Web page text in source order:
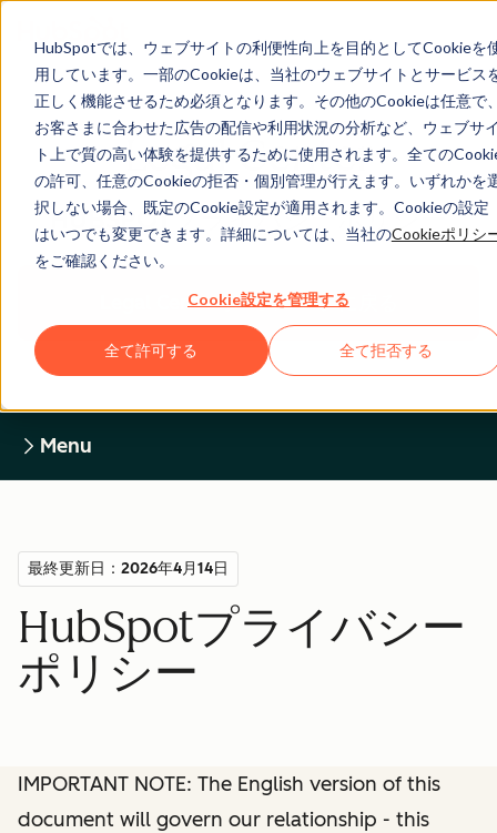
HubSpotでは、ウェブサイトの利便性向上を目的としてCookieを
用しています。一部のCookieは、当社のウェブサイトとサービス
正しく機能させるため必須となります。その他のCookieは任意で
お客さまに合わせた広告の配信や利用状況の分析など、ウェブサ
ト上で質の高い体験を提供するために使用されます。全ての
の許可、任意のCookieの拒否・個別管理が行えます。いずれかを
択しない場合、既定のCookie設定が適用されます。Cookieの設定
はいつでも変更できます。詳細については、当社のCookieポリシ
をご確認ください。
Cookie設定を管理する
全て許可する 全て拒否する
Legal Center
HUBSPOTプライバシーポリシー
Legal Centerホームページに戻る
Menu
最終更新日：2026年4月14日
HubSpotプライバシー
ポリシー
IMPORTANT NOTE: The English version of this
document will govern our relationship - this